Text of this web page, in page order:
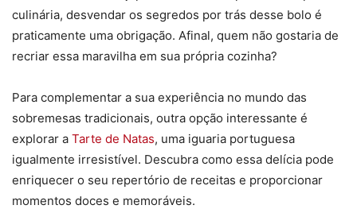
culinária, desvendar os segredos por trás desse bolo é
praticamente uma obrigação. Afinal, quem não gostaria de
recriar essa maravilha em sua própria cozinha?
Para complementar a sua experiência no mundo das
sobremesas tradicionais, outra opção interessante é
explorar a Tarte de Natas, uma iguaria portuguesa
igualmente irresistível. Descubra como essa delícia pode
enriquecer o seu repertório de receitas e proporcionar
momentos doces e memoráveis.